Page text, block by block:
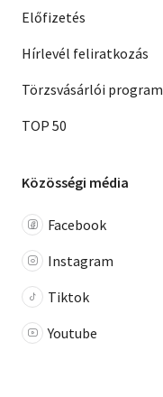
Előfizetés
Hírlevél feliratkozás
Törzsvásárlói program
TOP 50
Közösségi média
Facebook
Instagram
Tiktok
Youtube